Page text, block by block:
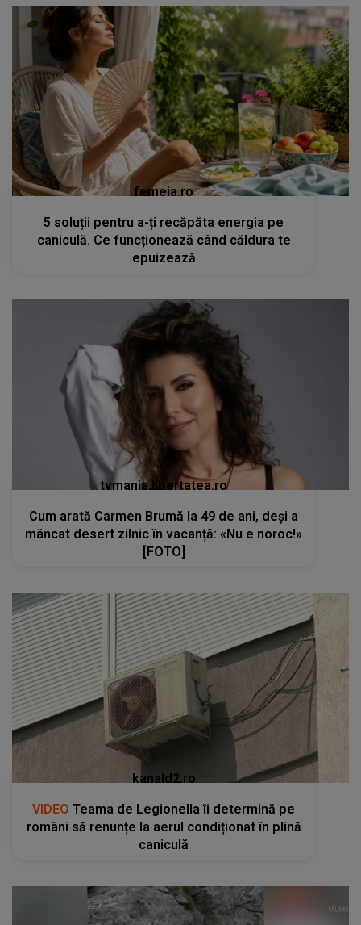
femeia.ro
5 soluții pentru a-ți recăpăta energia pe
caniculă. Ce funcționează când căldura te
epuizează
tvmania.libertatea.ro
Cum arată Carmen Brumă la 49 de ani, deși a
mâncat desert zilnic în vacanță: «Nu e noroc!»
[FOTO]
kanald2.ro
VIDEO Teama de Legionella îi determină pe
români să renunțe la aerul condiționat în plină
caniculă